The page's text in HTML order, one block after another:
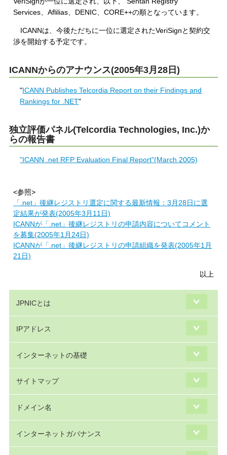
Services、Aflilias、DENIC、CORE++の順となっています。
ICANNは、今後ただちに一位に選定されたVeriSignと契約交
渉を開始する予定です。
ICANNからのアナウンス(2005年3月28日)
"ICANN Publishes Telcordia Report on their Findings and
Rankings for .NET"
独立評価パネル(Telcordia Technologies, Inc.)か
らの報告書
"ICANN .net RFP Evaluation Final Report"(March 2005)
<参照>
「.net」後継レジストリ選定に関する最新情報：3月28日に選
定結果が発表(2005年3月11日)
ICANNが「.net」後継レジストリの申請内容についてコメント
を募集(2005年1月24日)
ICANNが「.net」後継レジストリの申請組織を発表(2005年1月
21日)
以上
JPNICとは
IPアドレス
インターネットの基礎
サイトマップ
ドメイン名
インターネットガバナンス